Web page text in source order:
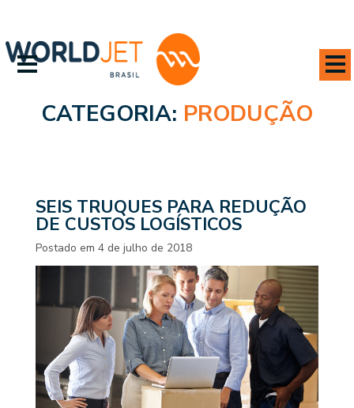
CATEGORIA: PRODUÇÃO
SEIS TRUQUES PARA REDUÇÃO
DE CUSTOS LOGÍSTICOS
Postado em 4 de julho de 2018